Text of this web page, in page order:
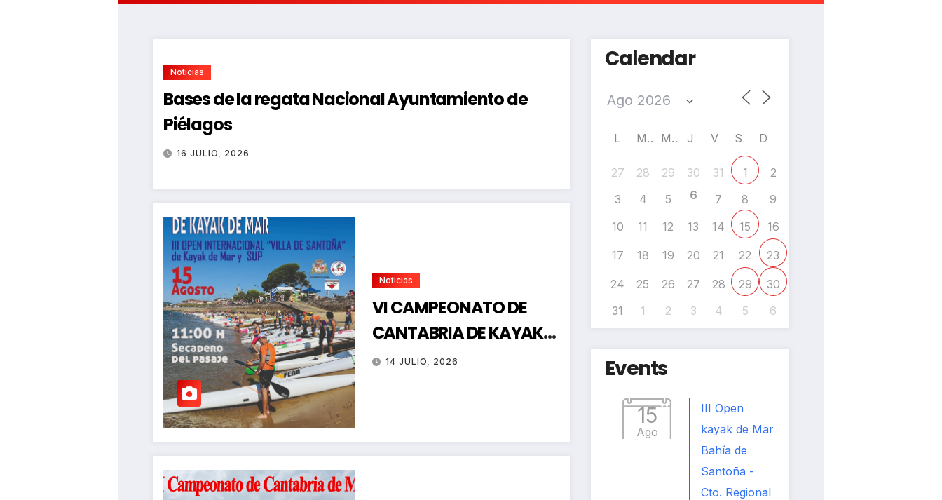
Noticias
Bases de la regata Nacional Ayuntamiento de
Piélagos
16 JULIO, 2026
Noticias
VI CAMPEONATO DE
CANTABRIA DE KAYAK
DE MAR
14 JULIO, 2026
Calendar
L M M J V S D
27 28 29 30 31 1
2
3
4 5 6 7 8
9
10
11 12 13 14 15 16
17 18 19 20 21 22 23
24 25 26 27 28 29
30
31
1 2 3 4 5 6
Events
15
Ago
III Open
kayak de Mar
Bahía de
Santoña -
Cto. Regional